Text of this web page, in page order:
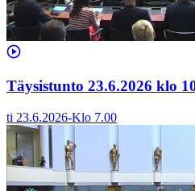
Täysistunto 23.6.2026 klo
ti 23.6.2026-Klo 7.00